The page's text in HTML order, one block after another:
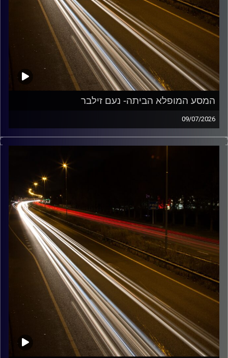
המסע המופלא הביתה- נעם זילבר
09/07/2026
מוזיקה שתלווה אותנו אחרי יום עבודה ארוך ותחזיר אותנו
הביתה בשלום נעם זילבר
קרדיט תמונות: